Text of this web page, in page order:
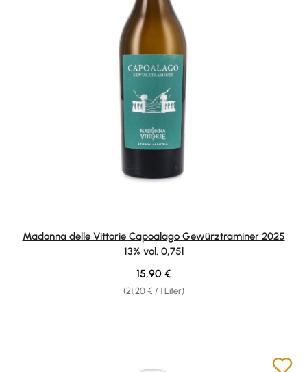
Madonna delle Vittorie Capoalago Gewürztraminer 2025
13% vol. 0,75l
(21,20 € / 1 Liter)
Regulärer Preis:
15,90 €